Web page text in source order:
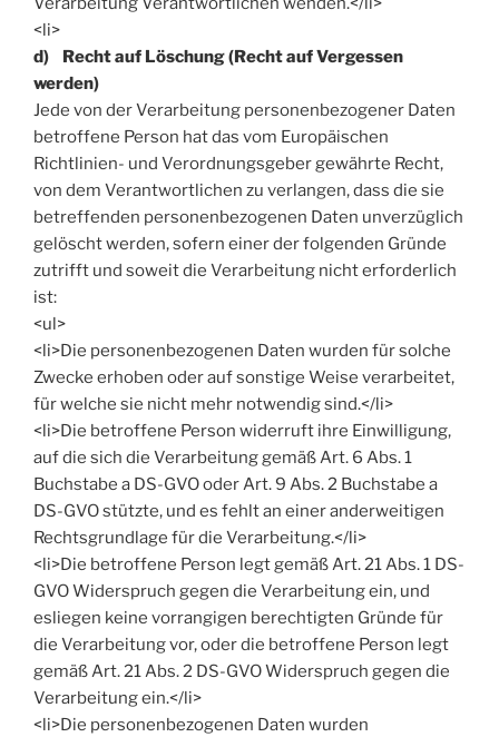
<li>
d) Recht auf Löschung (Recht auf Vergessen
werden)
Jede von der Verarbeitung personenbezogener Daten
betroffene Person hat das vom Europäischen
Richtlinien- und Verordnungsgeber gewährte Recht,
von dem Verantwortlichen zu verlangen, dass die sie
betreffenden personenbezogenen Daten unverzüglich
gelöscht werden, sofern einer der folgenden Gründe
zutrifft und soweit die Verarbeitung nicht erforderlich
ist:
<ul>
<li>Die personenbezogenen Daten wurden für solche
Zwecke erhoben oder auf sonstige Weise verarbeitet,
für welche sie nicht mehr notwendig sind.</li>
<li>Die betroffene Person widerruft ihre Einwilligung,
auf die sich die Verarbeitung gemäß Art. 6 Abs. 1
Buchstabe a DS-GVO oder Art. 9 Abs. 2 Buchstabe a
DS-GVO stützte, und es fehlt an einer anderweitigen
Rechtsgrundlage für die Verarbeitung.</li>
<li>Die betroffene Person legt gemäß Art. 21 Abs. 1 DS-
GVO Widerspruch gegen die Verarbeitung ein, und
esliegen keine vorrangigen berechtigten Gründe für
die Verarbeitung vor, oder die betroffene Person legt
gemäß Art. 21 Abs. 2 DS-GVO Widerspruch gegen die
Verarbeitung ein.</li>
<li>Die personenbezogenen Daten wurden